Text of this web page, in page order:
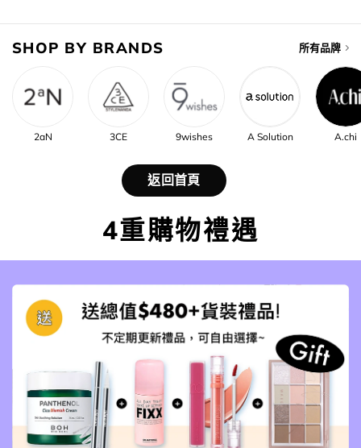
SHOP BY BRANDS 所有品牌
2aN 3CE 9wishes A Solution A.chi
返回首頁
4重購物禮遇